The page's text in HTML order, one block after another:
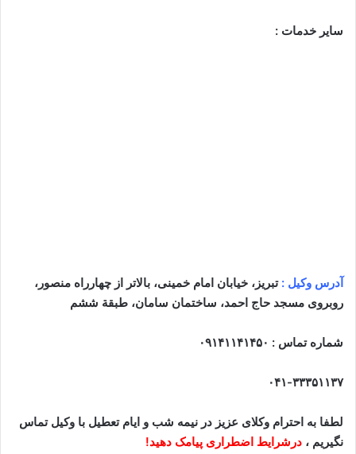
سایر خدمات :
آدرس وکیل : تبریز، خیابان امام خمینی، بالاتر از چهارراه منصور،
روبروی مسجد حاج احمد، ساختمان سامان، طبقة ششم
شماره تماس : ۰۹۱۴۱۱۴۱۴۵۰
۰۴۱-۳۳۳۵۱۱۳۷
لطفا به احترام وکلای عزیز در نیمه شب و ایام تعطیل با وکیل تماس
نگیریم ، درشرایط اضطراری پیامک دهید!